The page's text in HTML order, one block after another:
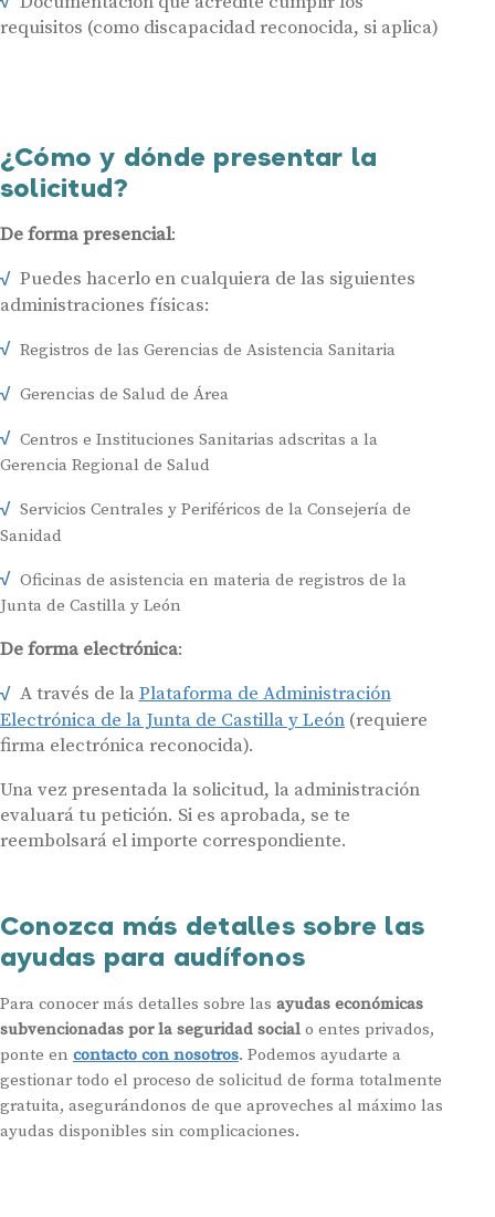
requisitos (como discapacidad reconocida, si aplica)
¿Cómo y dónde presentar la
solicitud?
De forma presencial:
Puedes hacerlo en cualquiera de las siguientes
administraciones físicas:
Registros de las Gerencias de Asistencia Sanitaria
Gerencias de Salud de Área
Centros e Instituciones Sanitarias adscritas a la
Gerencia Regional de Salud
Servicios Centrales y Periféricos de la Consejería de
Sanidad
Oficinas de asistencia en materia de registros de la
Junta de Castilla y León
De forma electrónica:
A través de laPlataforma de Administración
Electrónica de la Junta de Castilla y León (requiere
firma electrónica reconocida).
Una vez presentada la solicitud, la administración
evaluará tu petición. Si es aprobada, se te
reembolsará el importe correspondiente.
Conozca más detalles sobre las
ayudas para audífonos
Para conocer más detalles sobre las ayudas económicas
subvencionadas por la seguridad social o entes privados,
ponte en contacto con nosotros. Podemos ayudarte a
gestionar todo el proceso de solicitud de forma totalmente
gratuita, asegurándonos de que aproveches al máximo las
ayudas disponibles sin complicaciones.